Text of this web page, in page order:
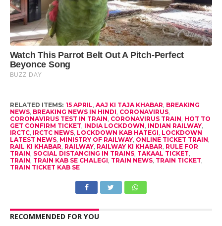
RELATED ITEMS: 15 APRIL AAJ KI TAJA KHABAR BREAKING
NEWS, BREAKING NEWS IN HINDI CORONAVIRUS,
CORONAVIRUS TEST IN TRAIN CORONAVIRUS TRAIN HOT TO
GET CONFIRM TICKET INDIA LOCKDOWN INDIAN RAILWAY,
IRCTC, IRCTC NEWS, LOCKDOWN KAB HATEGI LOCKDOWN
LATEST NEWS, MINISTRY OF RAILWAY, ONLINE TICKET TRAIN
RAIL KI KHABAR RAILWAY, RAILWAY KI KHABAR RULE FOR
TRAIN SOCIAL DISTANCING IN TRAINS, TAKAAL TICKET
TRAIN TRAIN KAB SE CHALEGI TRAIN NEWS, TRAIN TICKET
TRAIN TICKET KAB SE
RECOMMENDED FOR YOU